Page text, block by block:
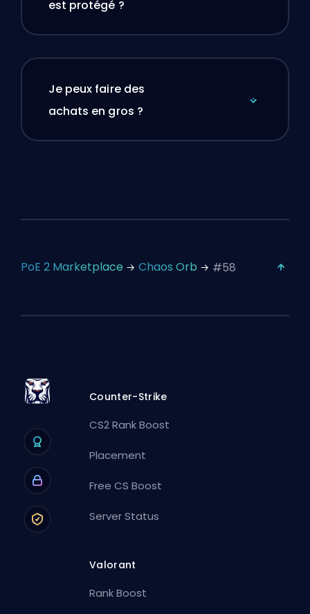
est protégé ?
Je peux faire des
achats en gros ?
PoE 2 Marketplace Chaos Orb #58
Counter-Strike
CS2 Rank Boost
Placement
Free CS Boost
Server Status
Valorant
Rank Boost